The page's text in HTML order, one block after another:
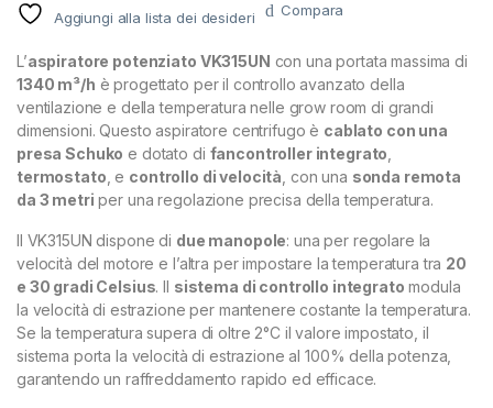
Aggiungi alla lista dei desideri Compara
L’aspiratore potenziato VK315UN con una portata massima di
1340 m³/h è progettato per il controllo avanzato della
ventilazione e della temperatura nelle grow room di grandi
dimensioni. Questo aspiratore centrifugo è cablato con una
presa Schuko e dotato di fancontroller integrato
termostato , e controllo di velocità , con una sonda remota
da 3 metri per una regolazione precisa della temperatura.
Il VK315UN dispone di due manopole: una per regolare la
velocità del motore e l’altra per impostare la temperatura tra 20
e 30 gradi Celsius. Il sistema di controllo integrato modula
la velocità di estrazione per mantenere costante la temperatura.
Se la temperatura supera di oltre 2°C il valore impostato, il
sistema porta la velocità di estrazione al 100% della potenza,
garantendo un raffreddamento rapido ed efficace.